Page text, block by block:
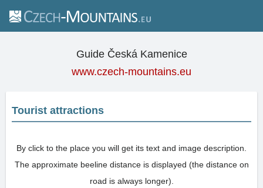
Guide Česká Kamenice
www.czech-mountains.eu
Tourist attractions
By click to the place you will get its text and image description.
The approximate beeline distance is displayed (the distance on
road is always longer).